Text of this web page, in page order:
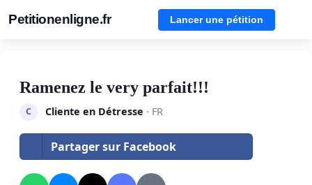
Petitionenligne.fr Lancer une pétition
Ramenez le very parfait!!!
C Cliente en Détresse · FR
Partager sur Facebook